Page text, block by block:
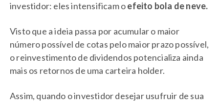
investidor: eles intensificam oefeito bola de neve.
Visto que a ideia passa por acumular o maior
número possível de cotas pelo maior prazo possível,
o reinvestimento de dividendos potencializa ainda
mais os retornos de uma carteira holder.
Assim, quando o investidor desejar usufruir de sua